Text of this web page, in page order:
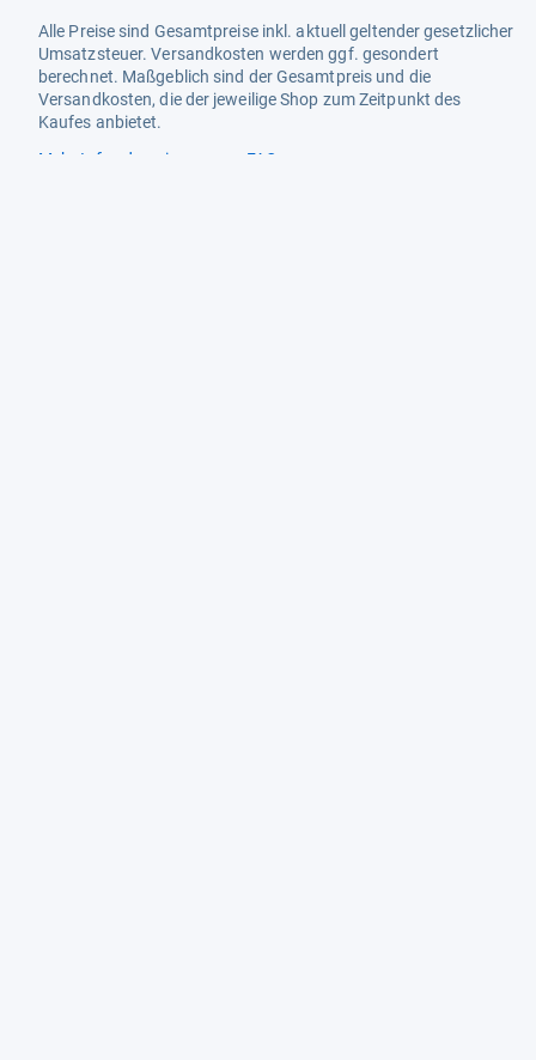
Alle Preise sind Gesamtpreise inkl. aktuell geltender gesetzlicher
Umsatzsteuer. Versandkosten werden ggf. gesondert
berechnet. Maßgeblich sind der Gesamtpreis und die
Versandkosten, die der jeweilige Shop zum Zeitpunkt des
Kaufes anbietet.
Mehr Infos dazu in unseren FAQs